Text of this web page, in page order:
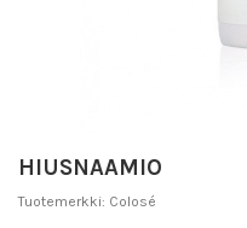
HIUSNAAMIO
Tuotemerkki: Colosé